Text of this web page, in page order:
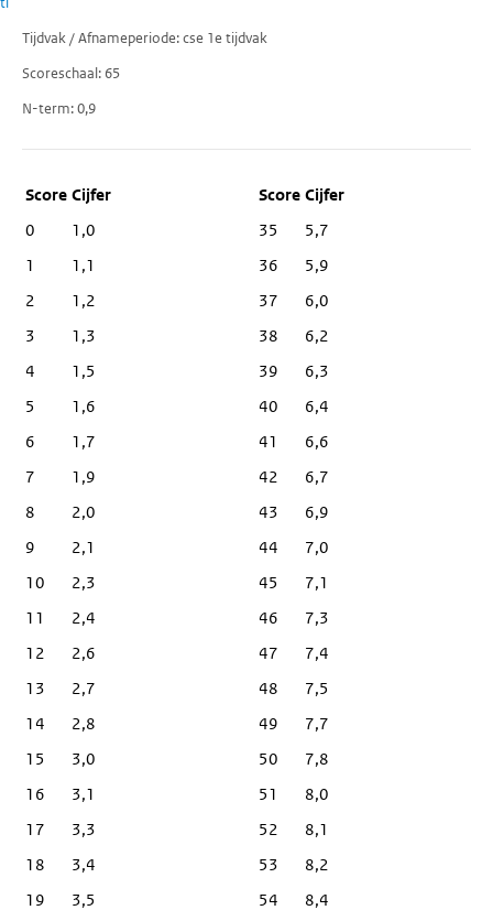
Tijdvak / Afnameperiode cse 1e tijdvak
Scoreschaal 65
N-term 0,9
Score Cijfer
0
1,0
1
1,1
2
1,2
3
1,3
4
1,5
5
1,6
6
1,7
7
1,9
8
2,0
9
2,1
10
2,3
11
2,4
12
2,6
13
2,7
14
2,8
15
3,0
16
3,1
17
3,3
18
3,4
19
3,5
35
5,7
36
5,9
37
6,0
38
6,2
39
6,3
40
6,4
41
6,6
42
6,7
43
6,9
44
7,0
45
7,1
46
7,3
47
7,4
48
7,5
49
7,7
50
7,8
51
8,0
52
8,1
53
8,2
54
8,4